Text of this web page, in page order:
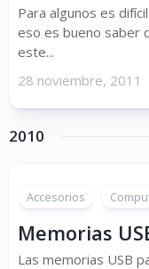
Para algunos es
eso es bueno saber
este...
28 noviembre, 2011
2010
Accesorios
Memorias
Las memorias USB